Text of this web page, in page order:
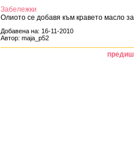
Забележки
Олиото се добавя към кравето масло
Добавена на: 16-11-2010
Автор: maja_p52